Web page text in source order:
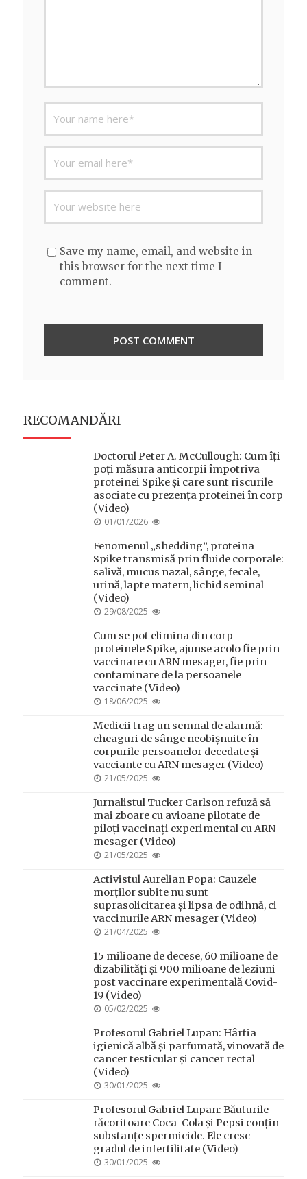
Save my name, email, and website in
this browser for the next time I
comment.
RECOMANDĂRI
Doctorul Peter A. McCullough: Cum îți
poți măsura anticorpii împotriva
proteinei Spike și care sunt riscurile
asociate cu prezența proteinei în corp
(Video)
POSTED
01/01/2026
Fenomenul „shedding”, proteina
Spike transmisă prin fluide corporale:
salivă, mucus nazal, sânge, fecale,
urină, lapte matern, lichid seminal
(Video)
POSTED
29/08/2025
Cum se pot elimina din corp
proteinele Spike, ajunse acolo fie prin
vaccinare cu ARN mesager, fie prin
contaminare de la persoanele
vaccinate (Video)
POSTED
18/06/2025
Medicii trag un semnal de alarmă:
cheaguri de sânge neobișnuite în
corpurile persoanelor decedate și
vacciante cu ARN mesager (Video)
POSTED
21/05/2025
Jurnalistul Tucker Carlson refuză să
mai zboare cu avioane pilotate de
piloți vaccinați experimental cu ARN
mesager (Video)
POSTED
21/05/2025
Activistul Aurelian Popa: Cauzele
morților subite nu sunt
suprasolicitarea și lipsa de odihnă, ci
vaccinurile ARN mesager (Video)
POSTED
21/04/2025
15 milioane de decese, 60 milioane de
dizabilități și 900 milioane de leziuni
post vaccinare experimentală Covid-
19 (Video)
POSTED
05/02/2025
Profesorul Gabriel Lupan: Hârtia
igienică albă și parfumată, vinovată de
cancer testicular și cancer rectal
(Video)
POSTED
30/01/2025
Profesorul Gabriel Lupan: Băuturile
răcoritoare Coca-Cola și Pepsi conțin
substanțe spermicide. Ele cresc
gradul de infertilitate (Video)
POSTED
30/01/2025